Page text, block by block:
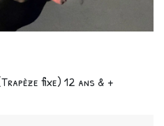
fixe) 12 ans & +